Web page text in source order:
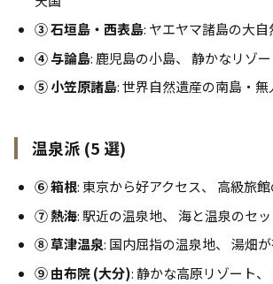
③ 石垣島・西表島: ヤエヤマ諸島の大自
④ 与論島: 鹿児島の小島、 静かなリゾー
⑤ 小笠原諸島: 世界自然遺産の南島・無
温泉派 (5 選)
⑥ 箱根: 東京から好アクセス、 高級旅
⑦ 熱海: 駅近の温泉地、 海と温泉のセッ
⑧ 草津温泉: 国内屈指の温泉地、 湯畑
⑨ 由布院 (大分): 静かな高原リゾート